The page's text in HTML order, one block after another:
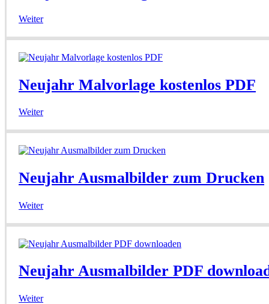
Weiter
Neujahr Malvorlage kostenlos PDF
Weiter
Neujahr Ausmalbilder zum Drucken
Weiter
Neujahr Ausmalbilder PDF
Weiter